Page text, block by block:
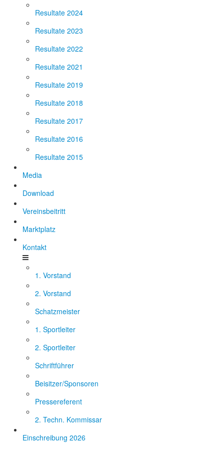
Resultate 2024
Resultate 2023
Resultate 2022
Resultate 2021
Resultate 2019
Resultate 2018
Resultate 2017
Resultate 2016
Resultate 2015
Media
Download
Vereinsbeitritt
Marktplatz
Kontakt
1. Vorstand
2. Vorstand
Schatzmeister
1. Sportleiter
2. Sportleiter
Schriftführer
Beisitzer/Sponsoren
Pressereferent
2. Techn. Kommissar
Einschreibung 2026